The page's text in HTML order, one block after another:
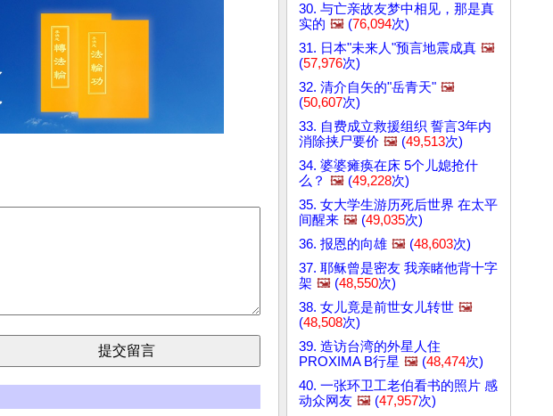
30. 与亡亲故友梦中相见，那是真
实的 🖼️ (76,094次)
31. 日本"未来人"预言地震成真 🖼️
(57,976次)
32. 清介自矢的"岳青天" 🖼️
(50,607次)
33. 自费成立救援组织 誓言3年内
消除挟尸要价 🖼️ (49,513次)
34. 婆婆瘫痪在床 5个儿媳抢什
么？ 🖼️ (49,228次)
35. 女大学生游历死后世界 在太平
间醒来 🖼️ (49,035次)
36. 报恩的向雄 🖼️ (48,603次)
37. 耶稣曾是密友 我亲睹他背十字
架 🖼️ (48,550次)
38. 女儿竟是前世女儿转世 🖼️
(48,508次)
39. 造访台湾的外星人住
PROXIMA B行星 🖼️ (48,474次)
40. 一张环卫工老伯看书的照片 感
动众网友 🖼️ (47,957次)